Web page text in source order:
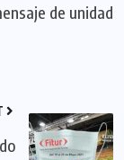
de unidad